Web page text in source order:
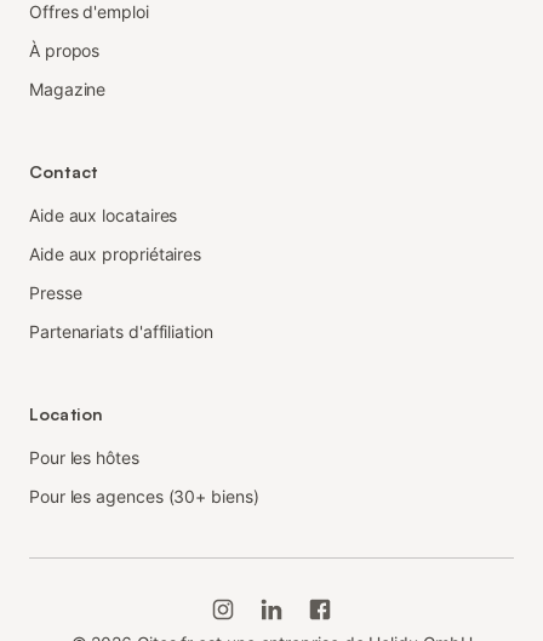
Offres d'emploi
À propos
Magazine
Contact
Aide aux locataires
Aide aux propriétaires
Presse
Partenariats d'affiliation
Location
Pour les hôtes
Pour les agences (30+ biens)